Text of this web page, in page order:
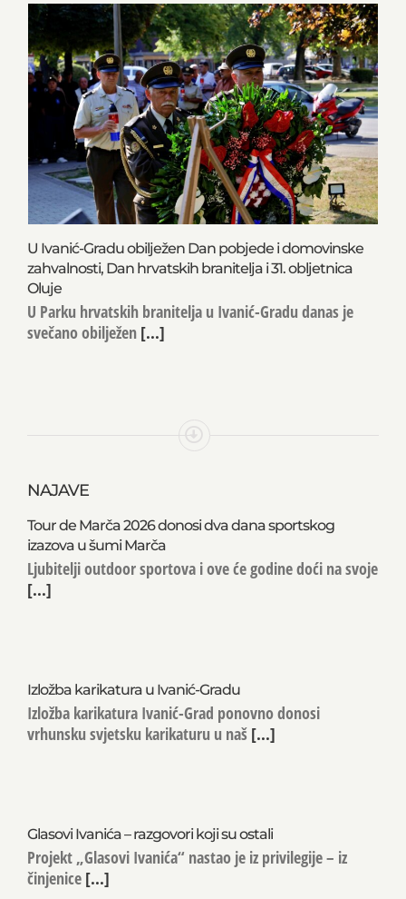
U Ivanić-Gradu obilježen Dan pobjede i domovinske
zahvalnosti, Dan hrvatskih branitelja i 31. obljetnica
Oluje
U Parku hrvatskih branitelja u Ivanić-Gradu danas je
svečano obilježen [...]
NAJAVE
Tour de Marča 2026 donosi dva dana sportskog
izazova u šumi Marča
Ljubitelji outdoor sportova i ove će godine doći na svoje
[...]
Izložba karikatura u Ivanić-Gradu
Izložba karikatura Ivanić-Grad ponovno donosi
vrhunsku svjetsku karikaturu u naš [...]
Glasovi Ivanića – razgovori koji su ostali
Projekt „Glasovi Ivanića“ nastao je iz privilegije – iz
činjenice [...]